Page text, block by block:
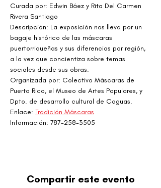
Curada por: Edwin Báez y Rita Del Carmen
Rivera Santiago
Descripción: La exposición nos lleva por un
bagaje histórico de las máscaras
puertorriqueñas y sus diferencias por región,
a la vez que concientiza sobre temas
sociales desde sus obras.
Organizada por: Colectivo Máscaras de
Puerto Rico, el Museo de Artes Populares, y
Dpto. de desarrollo cultural de Caguas.
Enlace: Tradición Máscaras
Información: 787-258-3505
Compartir este evento